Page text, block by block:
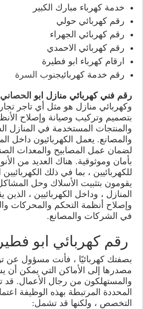
خدمة كهرباء مبارك الكبير
رقم كهربائي حولي
رقم كهربائي الجهراء
رقم كهربائي الاحمدي
ارقام كهرباء ابو فطيرة
رقم خدمة كهربائيجنوب السرة
رقم فني كهربائي منازل ابو الحصاني
وكهربائي منازل هو مثل أي تاجر
بتصميم وتركيب وصيانة وإصلاح
والمنتجات المستخدمة في المنازل
والمصانع. يعمل الكهربائيون داخل
لضمان عمل المصابيح والمعدات
بأمان وموثوقية. هناك العديد من
للكهربائيين ، بما في ذلك
يقومون بتثبيت الأسلاك وحل
المنازل ، وداخل الكهربائيين ،
وإصلاح أنظمة التحكم والمحركات
في الشركات والمصانع.
رقم كهربائي ابو
بصفتك كهربائيًا ، فأنت مسؤول عن
مصدرها إلى الأماكن التي يمكن أن
والمستهلكون من رجال الأعمال. قد
المحددة المرتبطة بهذه الوظيفة
التخصص ، ولكنها قد تشمل: